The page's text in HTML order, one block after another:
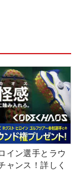
イン選手とラウ
ャンス！詳しく